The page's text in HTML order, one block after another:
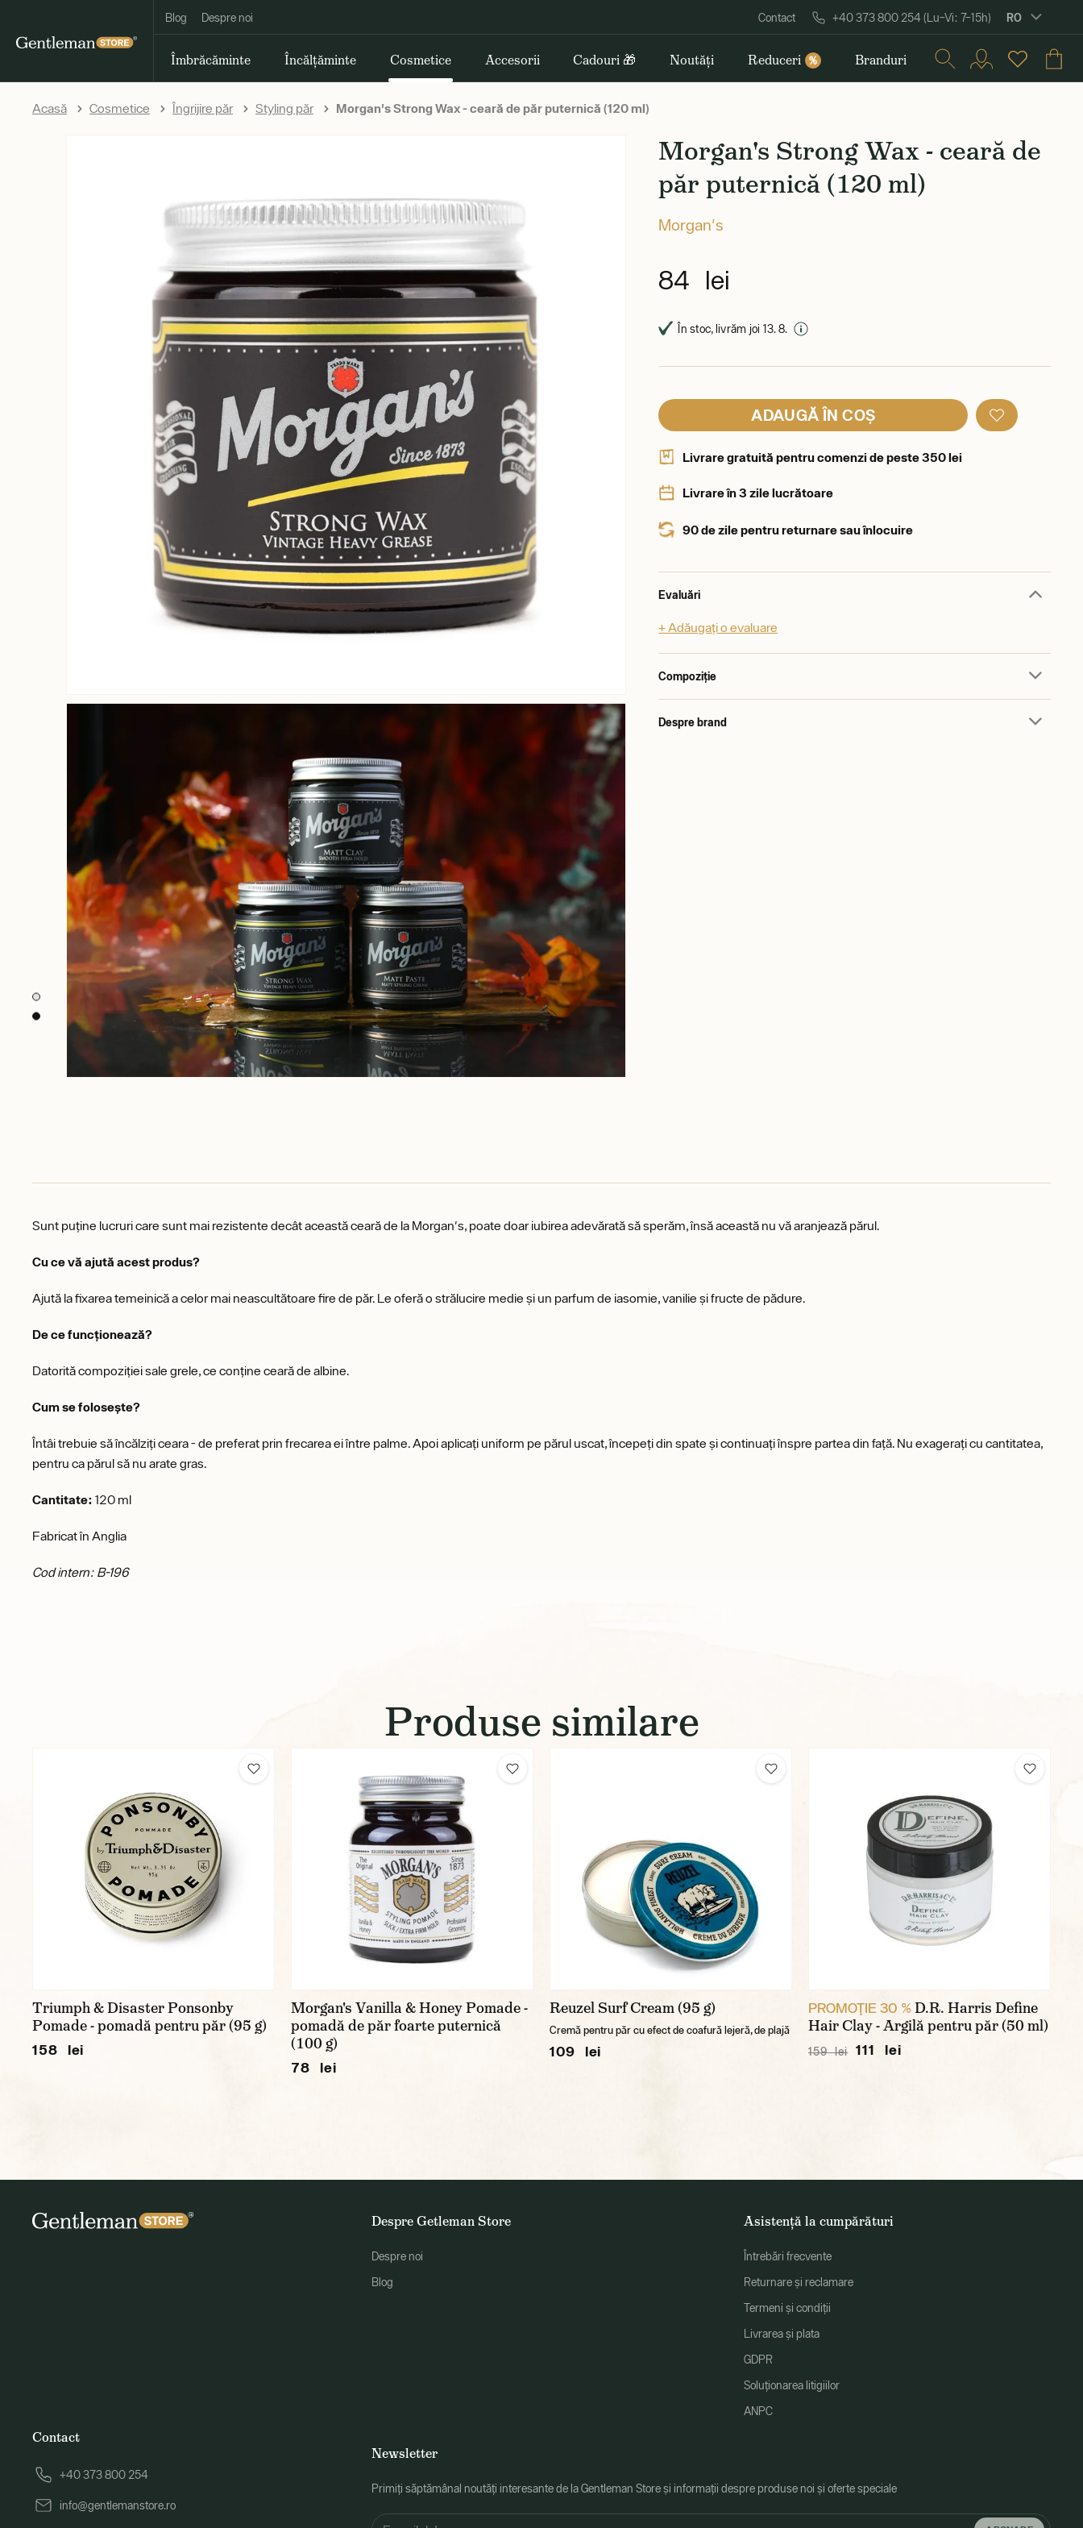
Blog Despre noi Contact +40 373 800 254 (Lu–Vi: 7–15h) RO
Îmbrăcăminte Încălțăminte Cosmetice Accesorii Cadouri 🎁 Noutăți Reduceri % Branduri
Acasă Cosmetice Îngrijire păr Styling păr Morgan's Strong Wax - ceară de păr puternică (120 ml)
Morgan's Strong Wax - ceară de
păr puternică (120 ml)
Morgan's
84 lei
În stoc, livrăm joi 13. 8.
ADAUGĂ ÎN COȘ
Livrare gratuită pentru comenzi de peste 350 lei
Livrare în 3 zile lucrătoare
90 de zile pentru returnare sau înlocuire
Evaluări
+ Adăugați o evaluare
Compoziție
Despre brand
Sunt puține lucruri care sunt mai rezistente decât această ceară de la Morgan's, poate doar iubirea adevărată să sperăm, însă această nu vă aranjează părul.
Cu ce vă ajută acest produs?
Ajută la fixarea temeinică a celor mai neascultătoare fire de păr. Le oferă o strălucire medie și un parfum de iasomie, vanilie și fructe de pădure.
De ce funcționează?
Datorită compoziției sale grele, ce conține ceară de albine.
Cum se folosește?
Întâi trebuie să încălziți ceara - de preferat prin frecarea ei între palme. Apoi aplicați uniform pe părul uscat, începeți din spate și continuați înspre partea din față. Nu exagerați cu cantitatea,
pentru ca părul să nu arate gras.
Cantitate: 120 ml
Fabricat în Anglia
Cod intern: B-196
Produse similare
Triumph & Disaster Ponsonby
Pomade - pomadă pentru păr (95 g)
158 lei
Morgan's Vanilla & Honey Pomade -
pomadă de păr foarte puternică
(100 g)
78 lei
Reuzel Surf Cream (95 g)
Cremă pentru păr cu efect de coafură lejeră, de plajă
109 lei
PROMOŢIE 30 %D.R. Harris Define
Hair Clay - Argilă pentru păr (50 ml)
159 lei 111 lei
Despre Getleman Store
Despre noi
Blog
Asistență la cumpărături
Întrebări frecvente
Returnare și reclamare
Termeni și condiții
Livrarea și plata
GDPR
Soluționarea litigiilor
ANPC
Newsletter
Primiți săptămânal noutăți interesante de la Gentleman Store și informații despre produse noi și oferte speciale
Contact
+40 373 800 254
info@gentlemanstore.ro